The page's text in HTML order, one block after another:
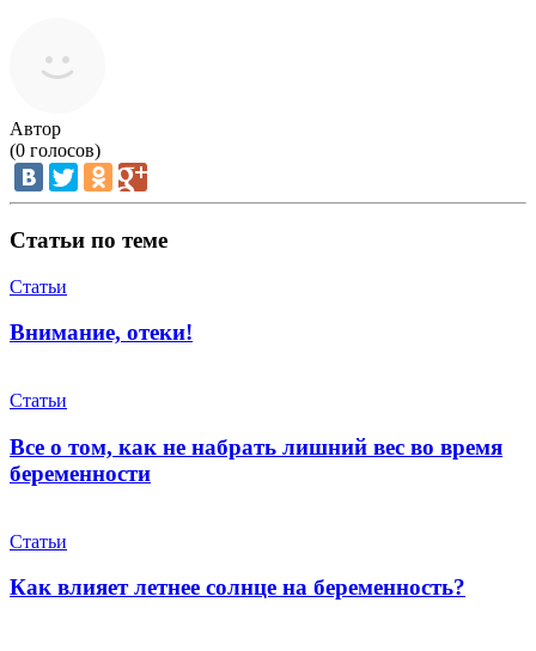
Автор
(0 голосов)
Статьи по теме
Статьи
Внимание, отеки!
Статьи
Все о том, как не набрать лишний вес во время
беременности
Статьи
Как влияет летнее солнце на беременность?